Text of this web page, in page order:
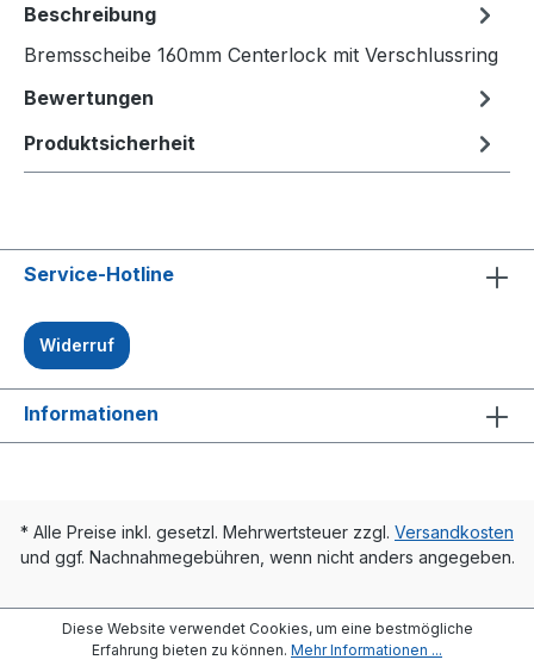
Beschreibung
Bremsscheibe 160mm Centerlock mit Verschlussring
Bewertungen
Produktsicherheit
Service-Hotline
Widerruf
Informationen
* Alle Preise inkl. gesetzl. Mehrwertsteuer zzgl. Versandkosten
und ggf. Nachnahmegebühren, wenn nicht anders angegeben.
Diese Website verwendet Cookies, um eine bestmögliche
Erfahrung bieten zu können. Mehr Informationen ...